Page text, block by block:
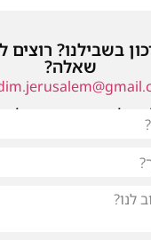
בשבילנו? רוצים
שאלה?
אלינו פנייה ונחזור